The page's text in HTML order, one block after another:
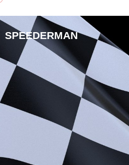
SPEEDERMAN